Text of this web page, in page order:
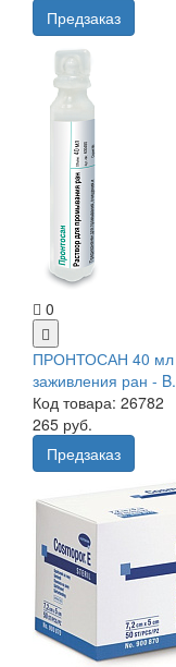
Предзаказ
0
ПРОНТОСАН 40 мл
заживления ран -
Код товара: 26782
265 руб.
Предзаказ